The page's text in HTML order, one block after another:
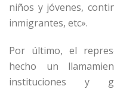
niños y jóvenes,
inmigrantes, etc».
Por último, el
hecho un
instituciones y